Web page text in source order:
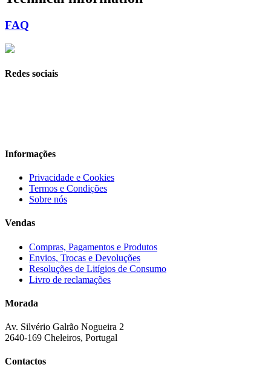
FAQ
Redes sociais
Informações
Privacidade e Cookies
Termos e Condições
Sobre nós
Vendas
Compras, Pagamentos e Produtos
Envios, Trocas e Devoluções
Resoluções de Litígios de Consumo
Livro de reclamações
Morada
Av. Silvério Galrão Nogueira 2
2640-169 Cheleiros, Portugal
Contactos